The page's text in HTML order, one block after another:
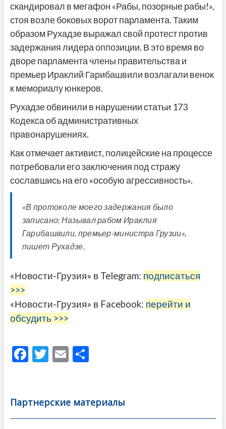
скандировал в мегафон «Рабы, позорные рабы!»,
стоя возле боковых ворот парламента. Таким
образом Рухадзе выражал свой протест против
задержания лидера оппозиции. В это время во
дворе парламента члены правительства и
премьер Ираклий Гарибашвили возлагали венок
к мемориалу юнкеров.
Рухадзе обвинили в нарушении статьи 173
Кодекса об административных
правонарушениях.
Как отмечает активист, полицейские на процессе
потребовали его заключения под стражу
сославшись на его «особую агрессивность».
«В протоколе моего задержания было
записано: Называл рабом Ираклия
Гарибашвили, премьер-министра Грузии»,
пишет Рухадзе.
«Новости-Грузия» в Telegram: подписаться
>>>
«Новости-Грузия» в Facebook: перейти и
обсудить >>>
F
b
o
T
er
E
l
О
а
в
Партнерские материалы